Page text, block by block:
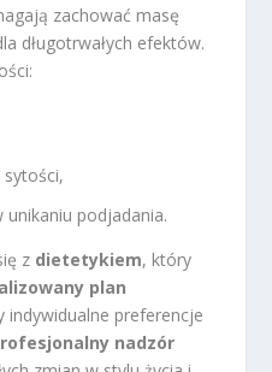
zachować masę
długotrwałych efektów.
sytości,
podjadania.
z dietetykiem, który
plan
indywidualne preferencje
nadzór